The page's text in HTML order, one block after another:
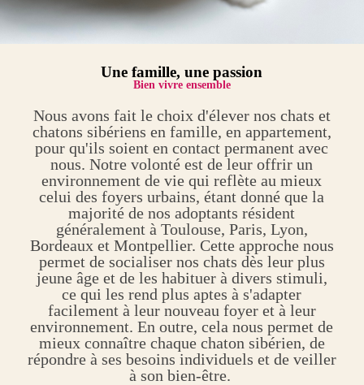
Une famille, une passion
Bien vivre ensemble
Nous avons fait le choix d'élever nos chats et
chatons sibériens en famille, en appartement,
pour qu'ils soient en contact permanent avec
nous. Notre volonté est de leur offrir un
environnement de vie qui reflète au mieux
celui des foyers urbains, étant donné que la
majorité de nos adoptants résident
généralement à Toulouse, Paris, Lyon,
Bordeaux et Montpellier. Cette approche nous
permet de socialiser nos chats dès leur plus
jeune âge et de les habituer à divers stimuli,
ce qui les rend plus aptes à s'adapter
facilement à leur nouveau foyer et à leur
environnement. En outre, cela nous permet de
mieux connaître chaque chaton sibérien, de
répondre à ses besoins individuels et de veiller
à son bien-être.